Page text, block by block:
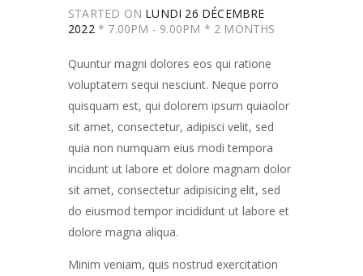
Les cours
Inscriptions et tarifs
Actualités
STARTED ON LUNDI 26 DÉCEMBRE
2022
7.00PM - 9.00PM 2 MONTHS
Quuntur magni dolores eos qui ratione
voluptatem sequi nesciunt. Neque porro
quisquam est, qui dolorem ipsum quiaolor
sit amet, consectetur, adipisci velit, sed
quia non numquam eius modi tempora
incidunt ut labore et dolore magnam dolor
sit amet, consectetur adipisicing elit, sed
do eiusmod tempor incididunt ut labore et
dolore magna aliqua.
Minim veniam, quis nostrud exercitation